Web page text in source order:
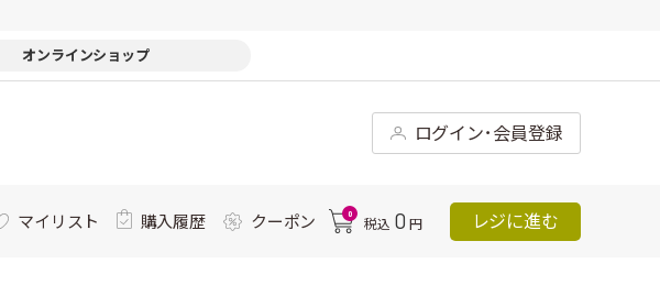
オンラインショップ
ログイン･会員登録
マイリスト 購入履歴 クーポン 0
税込 0 円 レジに進む